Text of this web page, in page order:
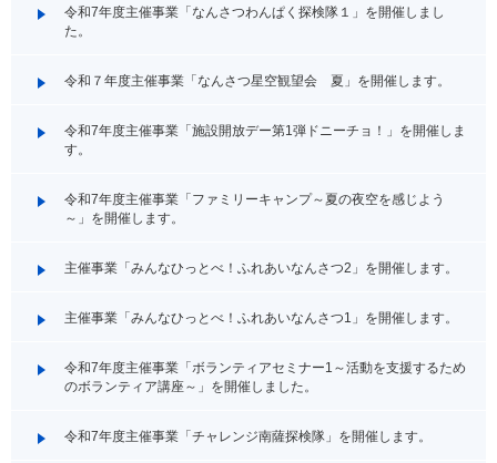
令和7年度主催事業「なんさつわんぱく探検隊１」を開催しまし
た。
令和７年度主催事業「なんさつ星空観望会 夏」を開催します。
令和7年度主催事業「施設開放デー第1弾ドニーチョ！」を開催しま
す。
令和7年度主催事業「ファミリーキャンプ～夏の夜空を感じよう
～」を開催します。
主催事業「みんなひっとべ！ふれあいなんさつ2」を開催します。
主催事業「みんなひっとべ！ふれあいなんさつ1」を開催します。
令和7年度主催事業「ボランティアセミナー1～活動を支援するため
のボランティア講座～」を開催しました。
令和7年度主催事業「チャレンジ南薩探検隊」を開催します。